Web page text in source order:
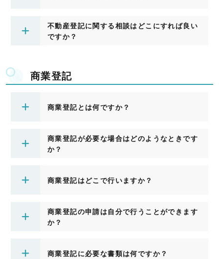
不動産登記に関する相談はどこにすれば良い
ですか？
商業登記
商業登記とは何ですか？
商業登記が必要な場合はどのようなときです
か？
商業登記はどこで行いますか？
商業登記の申請は自分で行うことができます
か？
商業登記に必要な書類は何ですか？